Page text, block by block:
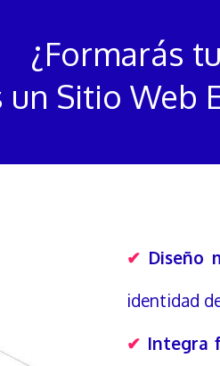
¿Formarás
un Sitio Web
✔ Diseño
identidad
✔ Integra